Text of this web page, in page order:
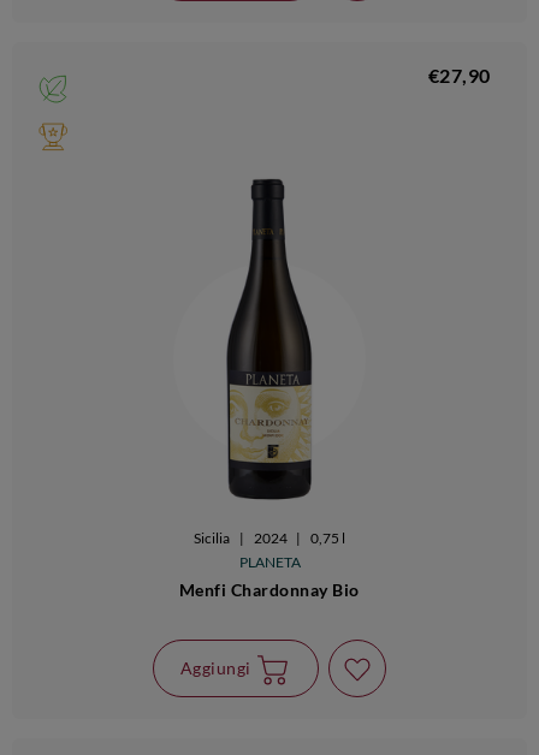
€27,90
Sicilia | 2024 | 0,75 l
PLANETA
Menfi Chardonnay Bio
Aggiungi